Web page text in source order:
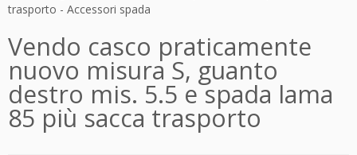
trasporto - Accessori spada
Vendo casco praticamente
nuovo misura S, guanto
destro mis. 5.5 e spada lama
85 più sacca trasporto